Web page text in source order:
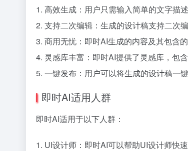
1. 高效生成：用户只需输入简单的文字描
2. 支持二次编辑：生成的设计稿支持二次
3. 商用无忧：即时AI生成的内容及其包含
4. 灵感库丰富：即时AI提供了灵感库，包
5. 一键发布：用户可以将生成的设计稿一
即时AI适用人群
即时AI适用于以下人群：
1. UI设计师：即时AI可以帮助UI设计师快